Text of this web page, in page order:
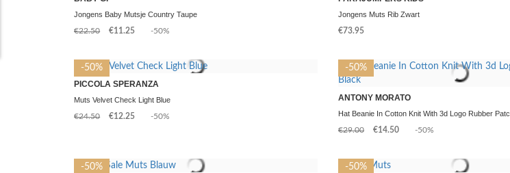
Jongens Baby Mutsje Country Taupe
€22.50
€11.25 -50%
Jongens Muts Rib Zwart
€73.95
-50%
PICCOLA SPERANZA
Muts Velvet Check Light Blue
€24.50
€12.25 -50%
-50%
ANTONY MORATO
Hat Beanie In Cotton Knit With 3d Logo Rubber Patc
€29.00
€14.50 -50%
-50%
-50%